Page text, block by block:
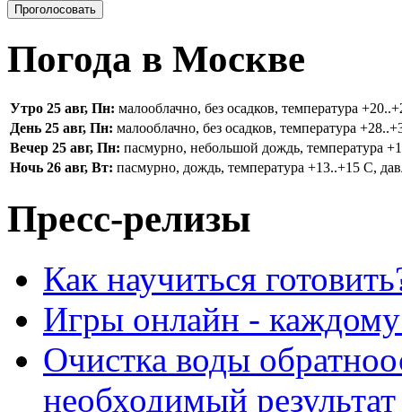
Погода в Москве
Утро 25 авг, Пн: малооблачно, без осадков, температура
День 25 авг, Пн: малооблачно, без осадков, температура
Вечер 25 авг, Пн: пасмурно, небольшой дождь, температура
Ночь 26 авг, Вт: пасмурно, дождь, температура +13..+15 С,
Пресс-релизы
Как научиться
Игры онлайн - каждому
Очистка воды
необходимый результат